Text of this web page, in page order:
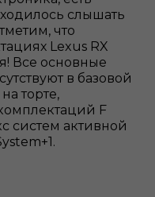
слышать
что
Lexus RX
Все основные
в базовой
торте,
F
систем активной